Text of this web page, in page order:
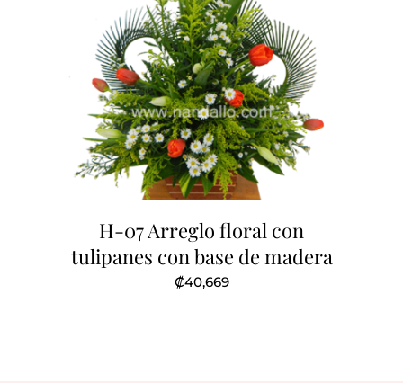
H-07 Arreglo floral con
tulipanes con base de madera
₡40,669